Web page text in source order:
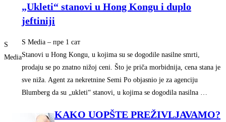
S
Media
„Ukleti“ stanovi u Hong Kongu i duplo
jeftiniji
S Media – ‎пре 1 сат‎
Stanovi u Hong Kongu, u kojima su se dogodile nasilne smrti,
prodaju se po znatno nižoj ceni. Što je priča morbidnija, cena stana je
sve niža. Agent za nekretnine Semi Po objasnio je za agenciju
Blumberg da su „ukleti“ stanovi, u kojima se dogodila nasilna …
KAKO UOPŠTE PREŽIVLJAVAMO?